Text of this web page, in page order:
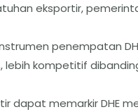
eksportir,
penempatan
lebih kompetitif
dapat memarkir DHE